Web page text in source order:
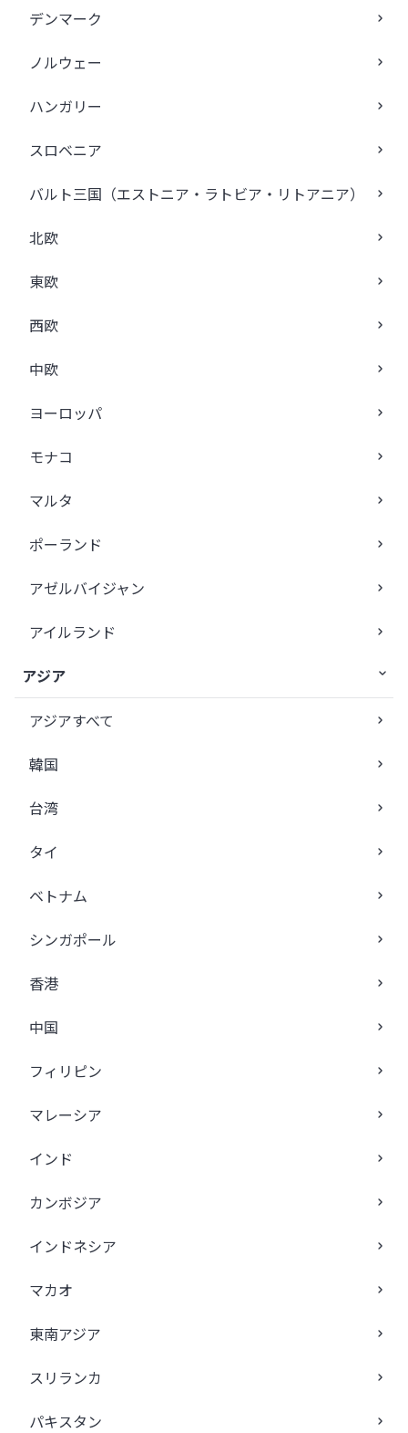
デンマーク
ノルウェー
ハンガリー
スロベニア
バルト三国（エストニア・ラトビア・リトアニア）
北欧
東欧
西欧
中欧
ヨーロッパ
モナコ
マルタ
ポーランド
アゼルバイジャン
アイルランド
アジア
アジアすべて
韓国
台湾
タイ
ベトナム
シンガポール
香港
中国
フィリピン
マレーシア
インド
カンボジア
インドネシア
マカオ
東南アジア
スリランカ
パキスタン